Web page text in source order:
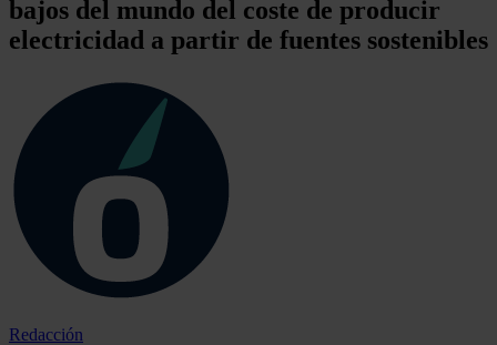
bajos del mundo del coste de producir
electricidad a partir de fuentes sostenibles
Redacción